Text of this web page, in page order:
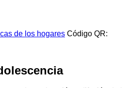
de los hogares Código QR: